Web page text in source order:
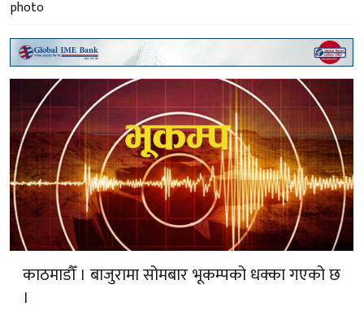
काठमाडौँ । बाजुरामा सोमबार भूकम्पको धक्का गएको छ
।